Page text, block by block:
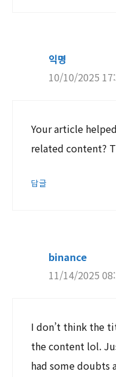
익명
10/10/2025
Your article
related content?
답글
binance
11/14/2025
I don’t think the
the content lol.
had some doubts